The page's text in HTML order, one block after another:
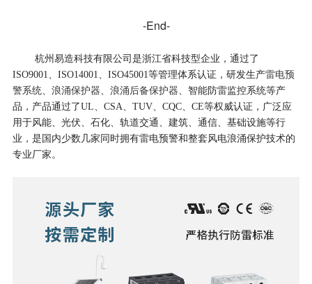
-End-
杭州易造科技有限公司是浙江省科技型企业，通过了
ISO9001、ISO14001、ISO45001等管理体系认证，研发生产雷电预
警系统、 浪涌保护器 浪涌后备保护器 、智能防雷监控系统等产
品，产品通过了UL、CSA、TUV、CQC、CE等权威认证，⼴泛应
⽤于风能、光伏、石化、轨道交通、建筑、通信、基础设施等行
业，是国内少数几家同时拥有雷电预警和整套⻛电浪涌保护技术的
专业⼚家。